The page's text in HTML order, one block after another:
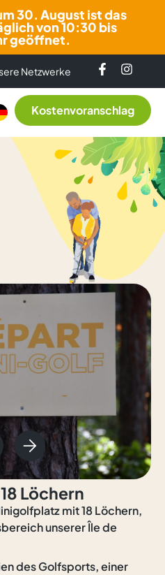
30. August ist das
von 10:30 bis
geöffnet.
Netzwerke
Kostenvoranschlag
Löchern
mit 18 Löchern,
unserer Île de
des Golfsports, einer